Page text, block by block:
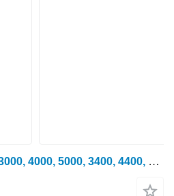
Глушитель Ford 2000, 3000, 4000, 5000, 3400, 4400, 4500, Genuine Muffler Assy C C5NN5230AT для трактора колесного